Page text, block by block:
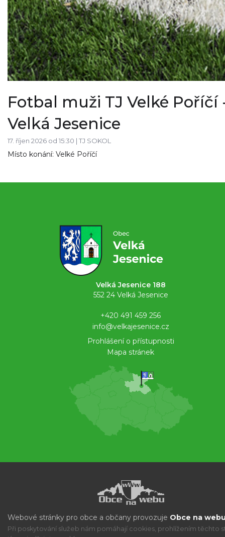
Fotbal muži TJ Velké Poříčí
Velká Jesenice
17. říjen 2026 od 15:30 | TJ SOKOL
Místo konání: Velké Poříčí
Velká Jesenice 188
552 24 Velká Jesenice
+420 491 459 256
info@velkajesenice.cz
Prohlášení o přístupnosti
Mapa stránek
Webové stránky pro obce a občany provozuje Obce na
Při poskytování služeb nám pomáhají cookies, prohlížením těchto